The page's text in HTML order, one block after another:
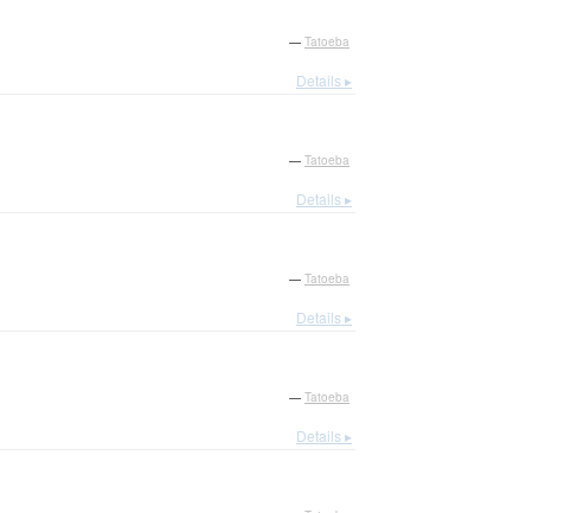
— Tatoeba
Details ▸
— Tatoeba
Details ▸
— Tatoeba
Details ▸
— Tatoeba
Details ▸